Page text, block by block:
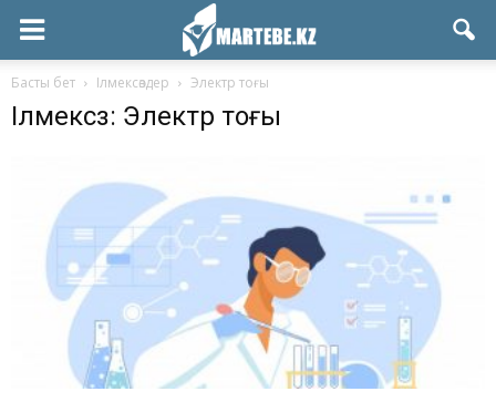
Басты бет Ілмексөздер Электр тоғы
Ілмексөз: Электр тоғы